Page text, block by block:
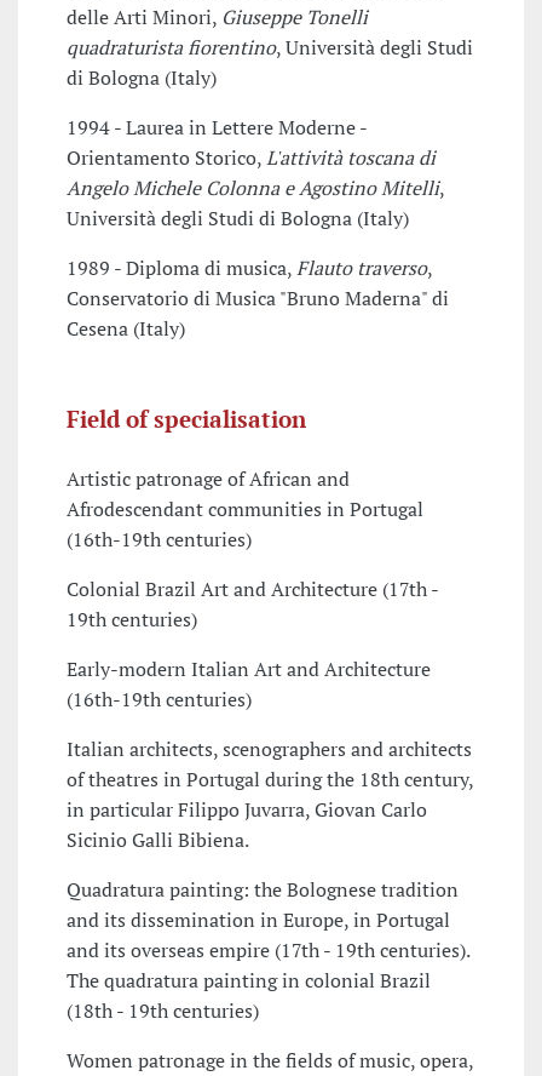
delle Arti Minori, Giuseppe Tonelli
quadraturista fiorentino, Università degli Studi
di Bologna (Italy)
1994 - Laurea in Lettere Moderne -
Orientamento Storico,L'attività toscana di
Angelo Michele Colonna e Agostino Mitelli,
Università degli Studi di Bologna (Italy)
1989 - Diploma di musica,Flauto traverso,
Conservatorio di Musica "Bruno Maderna" di
Cesena (Italy)
Field of specialisation
Artistic patronage of African and
Afrodescendant communities in Portugal
(16th-19th centuries)
Colonial Brazil Art and Architecture (17th -
19th centuries)
Early-modern Italian Art and Architecture
(16th-19th centuries)
Italian architects, scenographers and architects
of theatres in Portugal during the 18th century,
in particular Filippo Juvarra, Giovan Carlo
Sicinio Galli Bibiena.
Quadratura painting: the Bolognese tradition
and its dissemination in Europe, in Portugal
and its overseas empire (17th - 19th centuries).
The quadratura painting in colonial Brazil
(18th - 19th centuries)
Women patronage in the fields of music, opera,